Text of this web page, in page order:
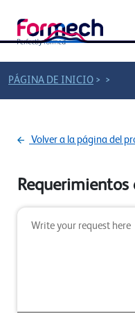
PÁGINA DE INICIO > >
Volver a la página del
Requerimientos